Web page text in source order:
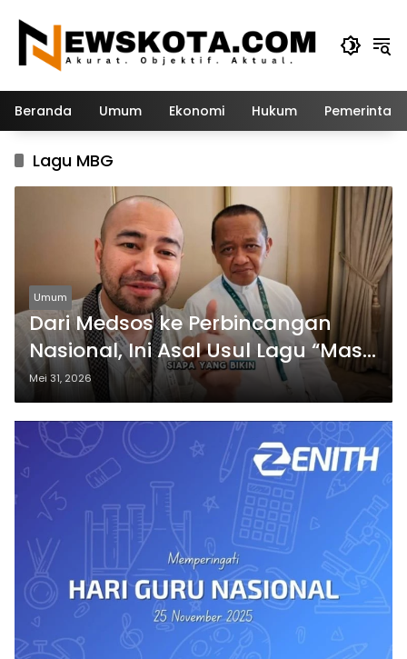
konten
Beranda Umum Ekonomi Hukum
Lagu MBG
Umum
Dari Medsos ke Perbincangan
Nasional, Ini Asal Usul Lagu “Mas
Bahlil Ganteng”
Mei 31, 2026